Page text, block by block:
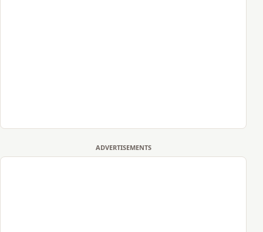
ADVERTISEMENTS